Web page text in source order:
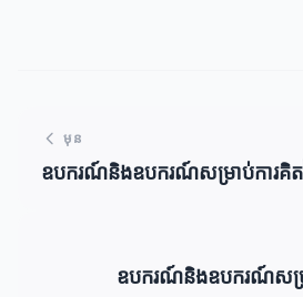
មុន
ឧបករណ៍និងឧបករណ៍សម្រាប់ការគិតច្
ឧបករណ៍និងឧបករណ៍សម្រា